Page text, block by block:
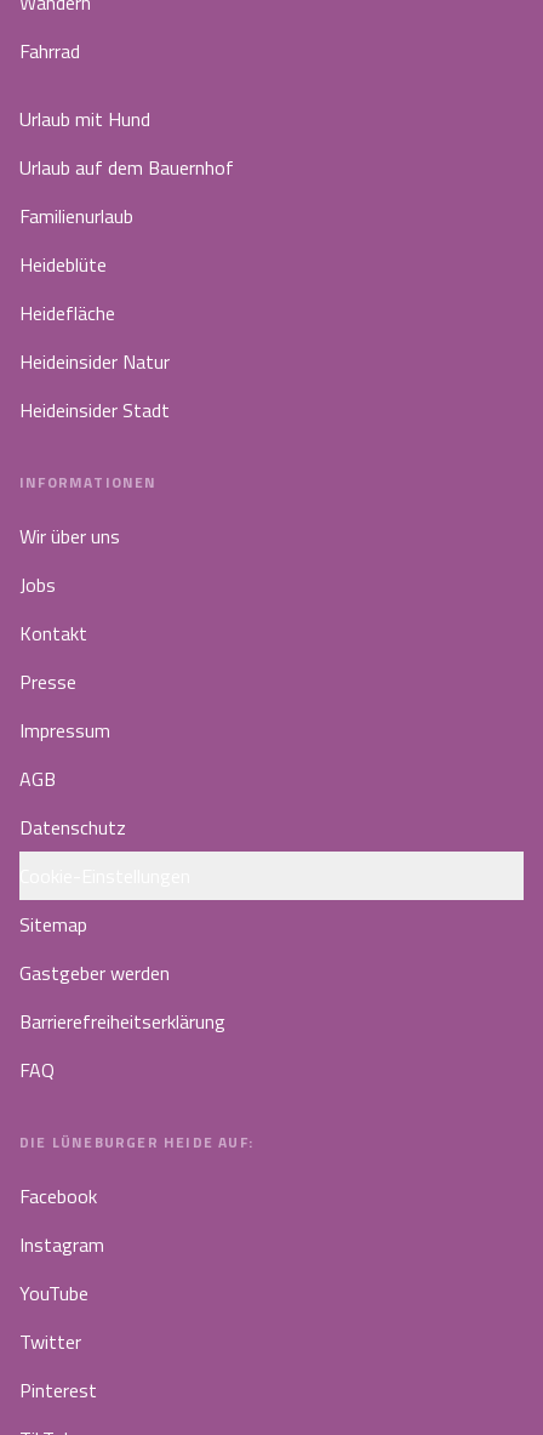
Fahrrad
Urlaub mit Hund
Urlaub auf dem Bauernhof
Familienurlaub
Heideblüte
Heidefläche
Heideinsider Natur
Heideinsider Stadt
INFORMATIONEN
Wir über uns
Jobs
Kontakt
Presse
Impressum
AGB
Datenschutz
Sitemap
Gastgeber werden
Barrierefreiheitserklärung
FAQ
DIE LÜNEBURGER HEIDE AUF:
Facebook
Instagram
YouTube
Twitter
Pinterest